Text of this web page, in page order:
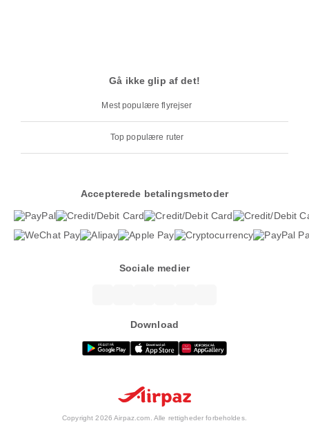
Gå ikke glip af det!
Mest populære flyrejser
Top populære ruter
Accepterede betalingsmetoder
Sociale medier
Download
Copyright 2026 Airpaz.com. Alle rettigheder forbeholdes.